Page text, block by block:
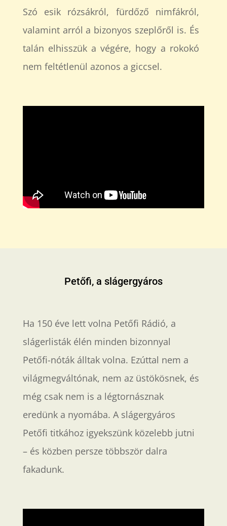
Szó esik rózsákról, fürdőző nimfákról,
valamint arról a bizonyos szeplőről is. És
talán elhisszük a végére, hogy a rokokó
nem feltétlenül azonos a giccsel.
Petőfi, a slágergyáros
Ha 150 éve lett volna Petőfi Rádió, a
slágerlisták élén minden bizonnyal
Petőfi-nóták álltak volna. Ezúttal nem a
világmegváltónak, nem az üstökösnek, és
még csak nem is a légtornásznak
eredünk a nyomába. A slágergyáros
Petőfi titkához igyekszünk közelebb jutni
– és közben persze többször dalra
fakadunk.